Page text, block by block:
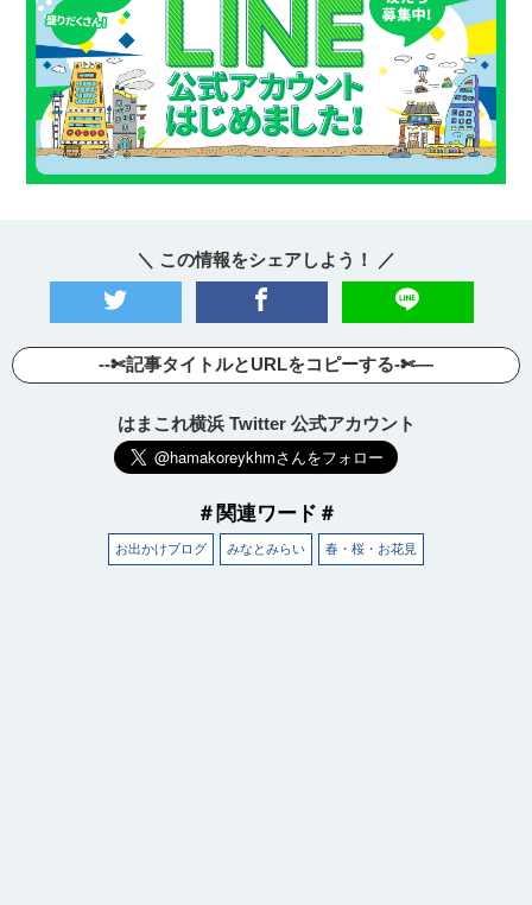
＼ この情報をシェアしよう！ ／
--✄記事タイトルとURLをコピーする-✄—
はまこれ横浜 Twitter 公式アカウント
＃関連ワード＃
お出かけブログ みなとみらい 春・桜・お花見